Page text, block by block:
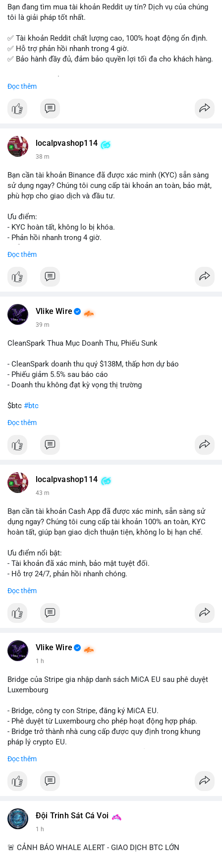
Bạn đang tìm mua tài khoản Reddit uy tín? Dịch vụ của chúng
tôi là giải pháp tốt nhất.
✅ Tài khoản Reddit chất lượng cao, 100% hoạt động ổn định.
✅ Hỗ trợ phản hồi nhanh trong 4 giờ.
✅ Bảo hành đầy đủ, đảm bảo quyền lợi tối đa cho khách hàng.
📞 WhatsApp: +1 660 215-8938
📧 Email: localpvashop@gmail.com
của bạn!
Đọc thêm
localpvashop114
38 m
Bạn cần tài khoản Binance đã được xác minh (KYC) sẵn sàng
sử dụng ngay? Chúng tôi cung cấp tài khoản an toàn, bảo mật,
phù hợp cho giao dịch và đầu tư.
Ưu điểm:
- KYC hoàn tất, không lo bị khóa.
- Phản hồi nhanh trong 4 giờ.
📞 WhatsApp: +1 660 215-8938
Đọc thêm
Vlike Wire
39 m
CleanSpark Thua Mục Doanh Thu, Phiếu Sunk
- CleanSpark doanh thu quý $138M, thấp hơn dự báo
- Phiếu giảm 5.5% sau báo cáo
- Doanh thu không đạt kỳ vọng thị trường
$btc #btc
#vlikevn
📰 Nguồn: Cointelegraph
Đọc thêm
localpvashop114
43 m
Bạn cần tài khoản Cash App đã được xác minh, sẵn sàng sử
dụng ngay? Chúng tôi cung cấp tài khoản 100% an toàn, KYC
hoàn tất, giúp bạn giao dịch thuận tiện, không lo bị hạn chế.
Ưu điểm nổi bật:
- Tài khoản đã xác minh, bảo mật tuyệt đối.
- Hỗ trợ 24/7, phản hồi nhanh chóng.
nay:
📧 Email: localpvashop@gmail.com
Đọc thêm
Vlike Wire
1 h
Bridge của Stripe gia nhập danh sách MiCA EU sau phê duyệt
Luxembourg
- Bridge, công ty con Stripe, đăng ký MiCA EU.
- Phê duyệt từ Luxembourg cho phép hoạt động hợp pháp.
- Bridge trở thành nhà cung cấp được quy định trong khung
pháp lý crypto EU.
#luxembourg
#vlikevn #titanbot
📰 Nguồn: Cointelegraph
Đọc thêm
Đội Trinh Sát Cá Voi
1 h
🚨 CẢNH BÁO WHALE ALERT - GIAO DỊCH BTC LỚN